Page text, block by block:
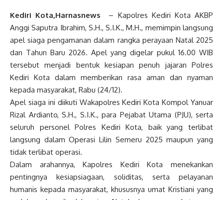
Kediri Kota,Harnasnews – Kapolres Kediri Kota AKBP
Anggi Saputra Ibrahim, S.H., S.I.K., M.H., memimpin langsung
apel siaga pengamanan dalam rangka perayaan Natal 2025
dan Tahun Baru 2026. Apel yang digelar pukul 16.00 WIB
tersebut menjadi bentuk kesiapan penuh jajaran Polres
Kediri Kota dalam memberikan rasa aman dan nyaman
kepada masyarakat, Rabu (24/12).
Apel siaga ini diikuti Wakapolres Kediri Kota Kompol Yanuar
Rizal Ardianto, S.H., S.I.K., para Pejabat Utama (PJU), serta
seluruh personel Polres Kediri Kota, baik yang terlibat
langsung dalam Operasi Lilin Semeru 2025 maupun yang
tidak terlibat operasi.
Dalam arahannya, Kapolres Kediri Kota menekankan
pentingnya kesiapsiagaan, soliditas, serta pelayanan
humanis kepada masyarakat, khususnya umat Kristiani yang